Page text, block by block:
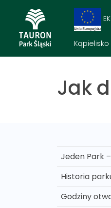
Kąpielisko
Jak
Jeden Park
Historia
Godziny